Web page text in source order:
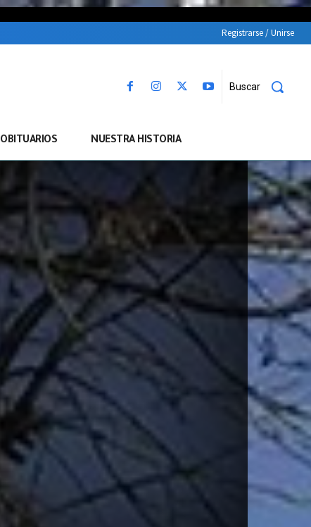
Registrarse / Unirse
Buscar
OBITUARIOS NUESTRA HISTORIA